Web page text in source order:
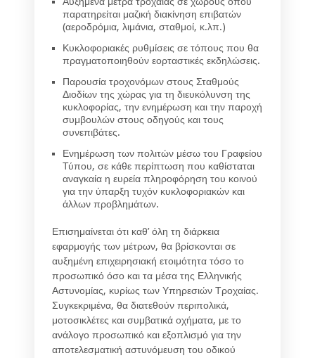
παρατηρείται μαζική διακίνηση επιβατών
(αεροδρόμια, λιμάνια, σταθμοί, κ.λπ.)
Κυκλοφοριακές ρυθμίσεις σε τόπους που θα
πραγματοποιηθούν εορταστικές εκδηλώσεις.
Παρουσία τροχονόμων στους Σταθμούς
Διοδίων της χώρας για τη διευκόλυνση της
κυκλοφορίας, την ενημέρωση και την παροχή
συμβουλών στους οδηγούς και τους
συνεπιβάτες.
Ενημέρωση των πολιτών μέσω του Γραφείου
Τύπου, σε κάθε περίπτωση που καθίσταται
αναγκαία η ευρεία πληροφόρηση του κοινού
για την ύπαρξη τυχόν κυκλοφοριακών και
άλλων προβλημάτων.
Επισημαίνεται ότι καθ’ όλη τη διάρκεια
εφαρμογής των μέτρων, θα βρίσκονται σε
αυξημένη επιχειρησιακή ετοιμότητα τόσο το
προσωπικό όσο και τα μέσα της Ελληνικής
Αστυνομίας, κυρίως των Υπηρεσιών Τροχαίας.
Συγκεκριμένα, θα διατεθούν περιπολικά,
μοτοσικλέτες και συμβατικά οχήματα, με το
ανάλογο προσωπικό και εξοπλισμό για την
αποτελεσματική αστυνόμευση του οδικού